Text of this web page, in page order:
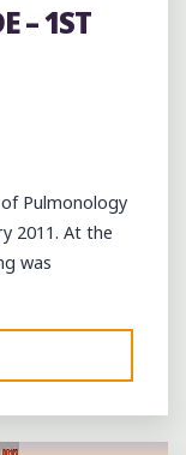
– 1ST
Pulmonology
2011. At the
was